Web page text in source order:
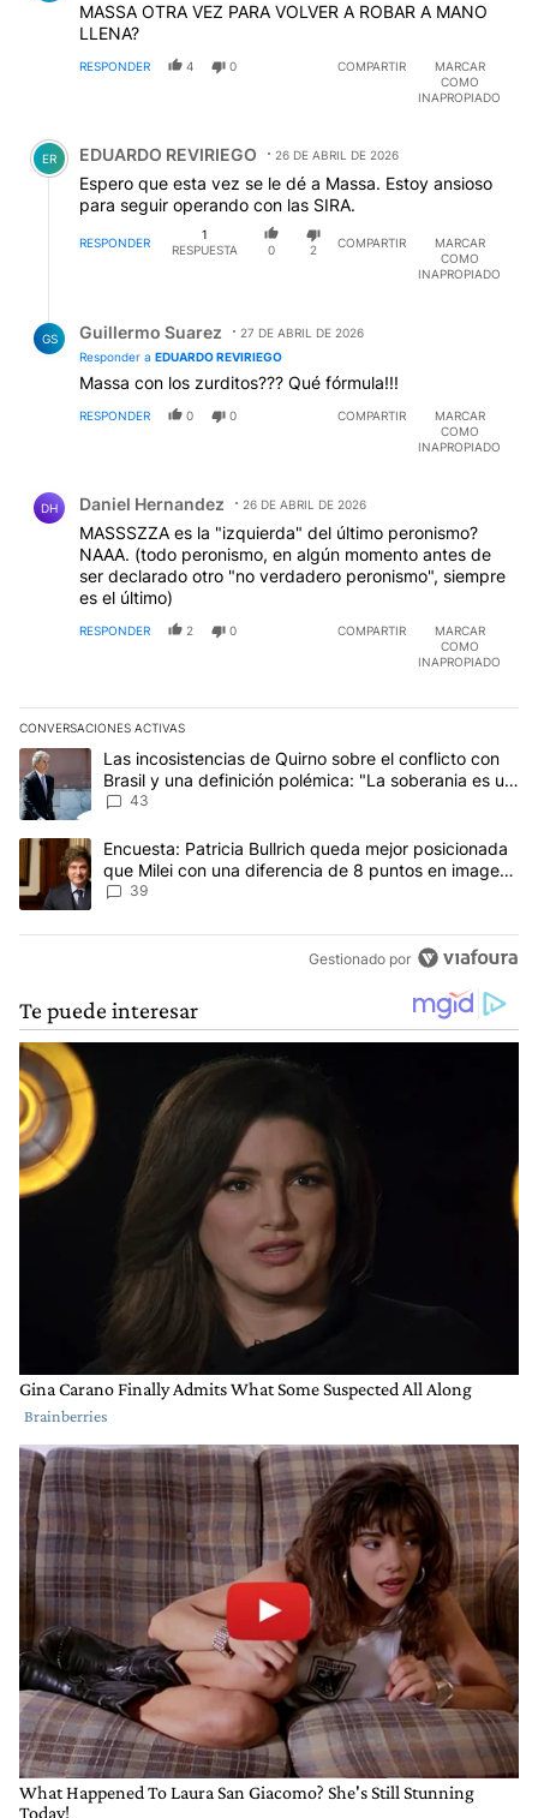
MASSA OTRA VEZ PARA VOLVER A ROBAR A MANO
LLENA?
RESPONDER 4 0 COMPARTIR
MARCAR
COMO
INAPROPIADO
Comentario de EDUARDO REVIRIEGO.
ER EDUARDO REVIRIEGO 26 DE ABRIL DE 2026
Espero que esta vez se le dé a Massa. Estoy ansioso
para seguir operando con las SIRA.
RESPONDER
1
RESPUESTA
0 2
COMPARTIR
MARCAR
COMO
INAPROPIADO
GS Guillermo Suarez
27 DE ABRIL DE 2026
Responder a EDUARDO REVIRIEGO
Massa con los zurditos??? Qué fórmula!!!
RESPONDER 0 0 COMPARTIR
MARCAR
COMO
INAPROPIADO
DH Daniel Hernandez 26 DE ABRIL DE 2026
MASSSZZA es la "izquierda" del último peronismo?
NAAA. (todo peronismo, en algún momento antes de
ser declarado otro "no verdadero peronismo", siempre
es el último)
RESPONDER 2 0 COMPARTIR
MARCAR
COMO
INAPROPIADO
CONVERSACIONES ACTIVAS
Este listado muestra los artículos con más comentarios en los
Un artículo de tendencia con el título "Las incosistencias de
Las incosistencias de Quirno sobre el conflicto con
Brasil y una definición polémica: "La soberania es un
concepto antiguo"
43
Un artículo de tendencia con el título "Encuesta: Patricia
Encuesta: Patricia Bullrich queda mejor posicionada
que Milei con una diferencia de 8 puntos en imagen
negativa
39
Gestionado por